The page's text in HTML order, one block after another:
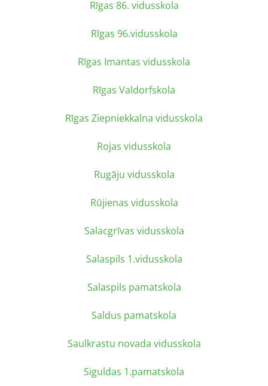
Rīgas 86. vidusskola
Rīgas 96.vidusskola
Rīgas Imantas vidusskola
Rīgas Valdorfskola
Rīgas Ziepniekkalna vidusskola
Rojas vidusskola
Rugāju vidusskola
Rūjienas vidusskola
Salacgrīvas vidusskola
Salaspils 1.vidusskola
Salaspils pamatskola
Saldus pamatskola
Saulkrastu novada vidusskola
Siguldas 1.pamatskola